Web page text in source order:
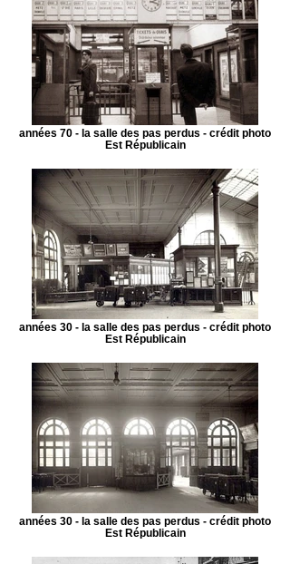
années 70 - la salle des pas perdus - crédit photo
Est Républicain
années 30 - la salle des pas perdus - crédit photo
Est Républicain
années 30 - la salle des pas perdus - crédit photo
Est Républicain